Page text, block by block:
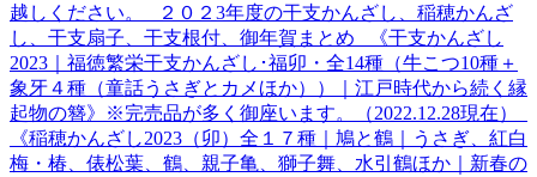
越しください。 ２０２3年度の干支かんざし、稲穂かんざ
し、干支扇子、干支根付、御年賀まとめ 《干支かんざし
2023｜福徳繁栄干支かんざし･福卯・全14種（牛こつ10種＋
象牙４種（童話うさぎとカメほか））｜江戸時代から続く縁
起物の簪》※完売品が多く御座います。（2022.12.28現在）
《稲穂かんざし2023（卯）全１７種｜鳩と鶴｜うさぎ、紅白
梅・椿、俵松葉、鶴、親子亀、獅子舞、水引鶴ほか｜新春の